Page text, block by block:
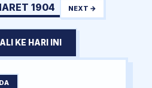
1904 NEXT →
KE HARI INI